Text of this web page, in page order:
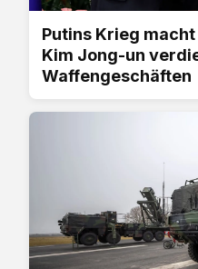
Putins Krieg
Kim Jong-un
Waffengeschäften